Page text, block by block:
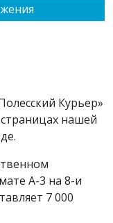
Курьер»
нашей
А-3 на 8-и
7 000